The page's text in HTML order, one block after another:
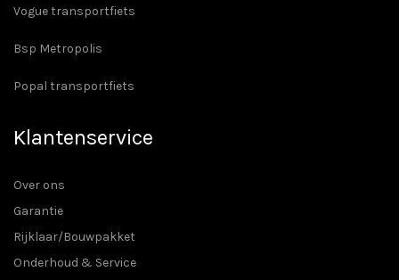
Vogue transportfiets
Bsp Metropolis
Popal transportfiets
Klantenservice
Over ons
Garantie
Rijklaar/Bouwpakket
Onderhoud & Service